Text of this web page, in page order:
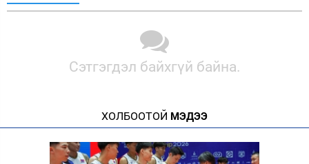
Сэтгэгдэл байхгүй байна.
ХОЛБООТОЙ МЭДЭЭ